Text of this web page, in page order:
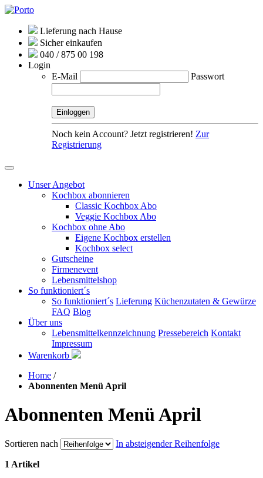
Lieferung nach Hause
Sicher einkaufen
040 / 875 00 198
Login
E-Mail
Passwort
Noch kein Account? Jetzt registrieren! Zur
Registrierung
Unser Angebot
Kochbox abonnieren
Classic Kochbox Abo
Veggie Kochbox Abo
Kochbox ohne Abo
Eigene Kochbox erstellen
Kochbox select
Gutscheine
Firmenevent
Lebensmittelshop
So funktioniert´s
So funktioniert´s Lieferung Küchenzutaten & Gewürze
FAQ Blog
Über uns
Lebensmittelkennzeichnung Pressebereich Kontakt
Impressum
Warenkorb
Home /
Abonnenten Menü April
Abonnenten Menü April
Sortieren nach In absteigender Reihenfolge
1 Artikel